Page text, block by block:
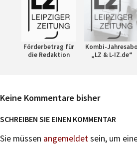
Förderbetrag für
die Redaktion
Kombi-Jahresabo
„LZ & L-IZ.de“
Keine Kommentare bisher
SCHREIBEN SIE EINEN KOMMENTAR
Sie müssen angemeldetsein, um